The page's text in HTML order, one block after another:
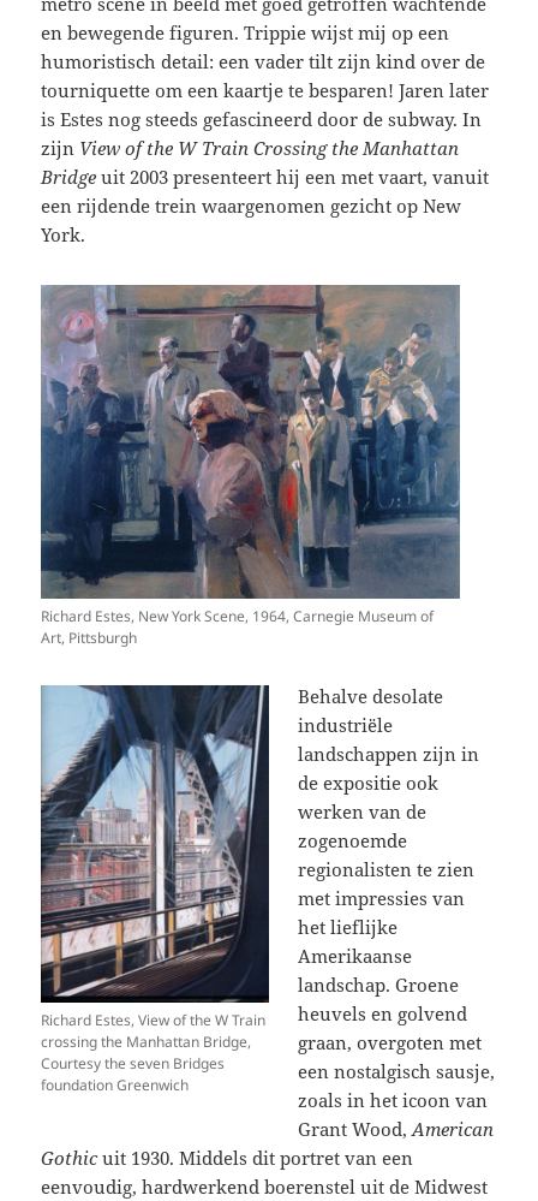
en bewegende figuren. Trippie wijst mij op een
humoristisch detail: een vader tilt zijn kind over de
tourniquette om een kaartje te besparen! Jaren later
is Estes nog steeds gefascineerd door de subway. In
zijn View of the W Train Crossing the Manhattan
Bridge uit 2003 presenteert hij een met vaart, vanuit
een rijdende trein waargenomen gezicht op New
York.
Richard Estes, New York Scene, 1964, Carnegie Museum of
Art, Pittsburgh
Richard Estes, View of the W Train
crossing the Manhattan Bridge,
Courtesy the seven Bridges
foundation Greenwich
Behalve desolate
industriële
landschappen zijn in
de expositie ook
werken van de
zogenoemde
regionalisten te zien
met impressies van
het lieflijke
Amerikaanse
landschap. Groene
heuvels en golvend
graan, overgoten met
een nostalgisch sausje,
zoals in het icoon van
Grant Wood,American
Gothicuit 1930. Middels dit portret van een
eenvoudig, hardwerkend boerenstel uit de Midwest